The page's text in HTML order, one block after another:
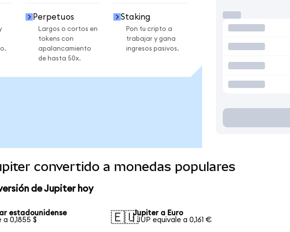
Perpetuos
Largos o cortos en
tokens con
apalancamiento
de hasta 50x.
Staking
Pon tu cripto a
trabajar y gana
ingresos pasivos.
convertido a monedas populares
de Jupiter hoy
estadounidense
a 0,1855 $
🇪🇺Jupiter a Euro
1 JUP equivale a 0,161 €